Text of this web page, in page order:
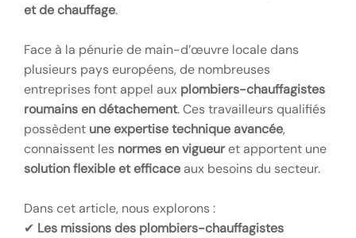
et de chauffage.
Face à la pénurie de main-d’œuvre locale dans
plusieurs pays européens, de nombreuses
entreprises font appel aux plombiers-chauffagistes
roumains en détachement. Ces travailleurs qualifiés
possèdent une expertise technique avancée,
connaissent les normes en vigueuret apportent une
solution flexible et efficace aux besoins du secteur.
Dans cet article, nous explorons :
✔ Les missions des plombiers-chauffagistes